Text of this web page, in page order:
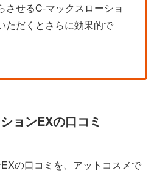
させるC-マックスローショ
ただくとさらに効果的で
ョンEXの口コミ
の口コミを、アットコスメで